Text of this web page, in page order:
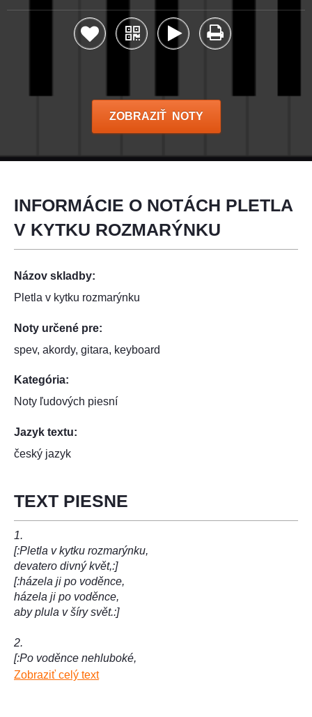
ZOBRAZIŤ NOTY
INFORMÁCIE O NOTÁCH PLETLA
V KYTKU ROZMARÝNKU
Názov skladby:
Pletla v kytku rozmarýnku
Noty určené pre:
spev, akordy, gitara, keyboard
Kategória:
Noty ľudových piesní
Jazyk textu:
český jazyk
TEXT PIESNE
1.
[:Pletla v kytku rozmarýnku,
devatero divný květ,:]
[:házela ji po voděnce,
házela ji po voděnce,
aby plula v šíry svět.:]
2.
[:Po voděnce nehluboké,
která teče v tu stranu,:]
Zobraziť celý text